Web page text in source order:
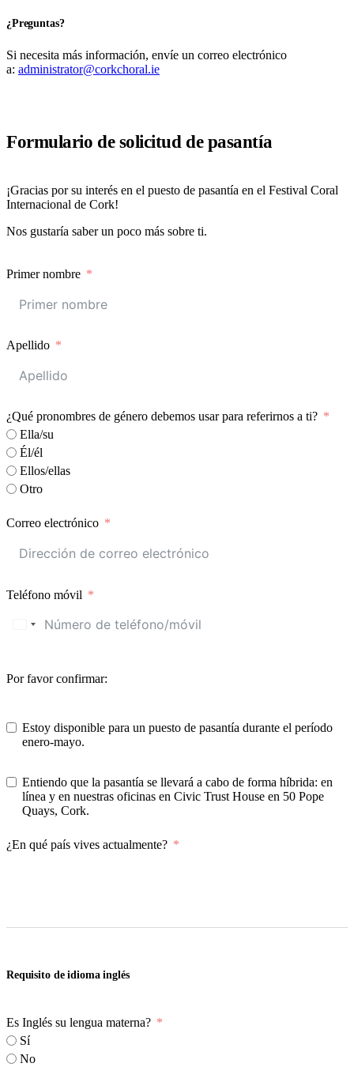
¿Preguntas?
Si necesita más información, envíe un correo electrónico
a: administrator@corkchoral.ie
Formulario de solicitud de pasantía
¡Gracias por su interés en el puesto de pasantía en el Festival Coral
Internacional de Cork!
Nos gustaría saber un poco más sobre ti.
Primer nombre
Apellido
¿Qué pronombres de género debemos usar para referirnos a ti?
Ella/su
Él/él
Ellos/ellas
Otro
Correo electrónico
Teléfono móvil
Por favor confirmar:
Estoy disponible para un puesto de pasantía durante el período
enero-mayo.
Entiendo que la pasantía se llevará a cabo de forma híbrida: en
línea y en nuestras oficinas en Civic Trust House en 50 Pope
Quays, Cork.
¿En qué país vives actualmente?
Requisito de idioma inglés
Es Inglés su lengua materna?
Sí
No